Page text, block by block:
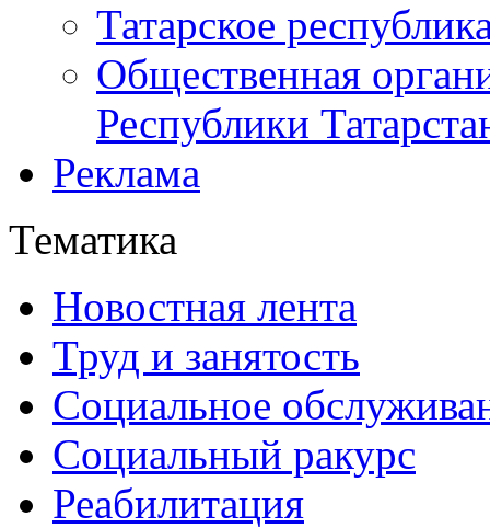
Татарское
Общественная
Республики
Реклама
Тематика
Новостная лента
Труд и занятость
Социальное
Социальный ракурс
Реабилитация